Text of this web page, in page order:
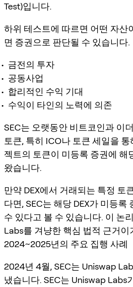
Test)입니다.
하위 테스트에 따르면 어떤 자산
면 증권으로 판단될 수 있습니다.
금전의 투자
공동사업
합리적인 수익 기대
수익이 타인의 노력에 의존
SEC는 오랫동안 비트코인과 이
토큰, 특히 ICO나 토큰 세일을
젝트의 토큰이 미등록 증권에 해
왔습니다.
만약 DEX에서 거래되는 특정 토
다면, SEC는 해당 DEX가 미등록
수 있다고 볼 수 있습니다. 이 논
Labs를 겨냥한 핵심 법적 근거이
2024~2025년의 주요 집행 사례
2024년 4월, SEC는 Uniswap
냈습니다. SEC는 Uniswap Labs